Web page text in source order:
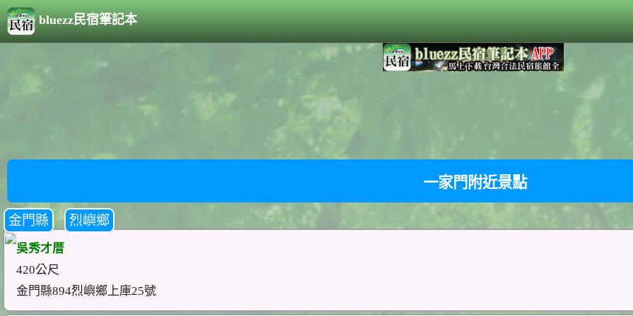
bluezz民宿筆記本
一家門附近景點
金門縣 烈嶼鄉
吳秀才厝
420公尺
金門縣894烈嶼鄉上庫25號